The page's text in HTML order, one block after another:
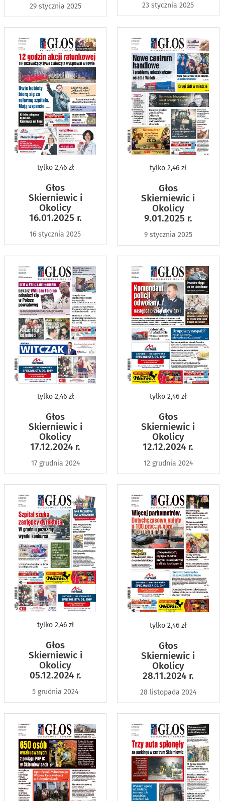
29 stycznia 2025 23 stycznia 2025
tylko2,46 zł
Głos
Skierniewic i
Okolicy
16.01.2025 r.
16 stycznia 2025
tylko 2,46 zł
Głos
Skierniewic i
Okolicy
9.01.2025 r.
9 stycznia 2025
tylko2,46 zł
Głos
Skierniewic i
Okolicy
17.12.2024 r.
17 grudnia 2024
tylko 2,46 zł
Głos
Skierniewic i
Okolicy
12.12.2024 r.
12 grudnia 2024
tylko2,46 zł
Głos
Skierniewic i
Okolicy
05.12.2024 r.
5 grudnia 2024
tylko 2,46 zł
Głos
Skierniewic i
Okolicy
28.11.2024 r.
28 listopada 2024